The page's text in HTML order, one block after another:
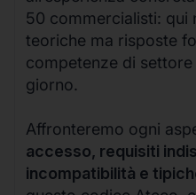
50 commercialisti: qui
teoriche ma risposte
competenze di
giorno.
Affronteremo ogni
accesso, requisiti
incompatibilità e